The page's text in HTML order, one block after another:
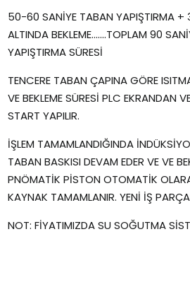
50-60 SANİYE TABAN YAPIŞTIRMA +
ALTINDA BEKLEME.......TOPLAM 90
YAPIŞTIRMA SÜRESİ
TENCERE TABAN ÇAPINA GÖRE
VE BEKLEME SÜRESİ PLC EKRANDAN
START YAPILIR.
İŞLEM TAMAMLANDIĞINDA
TABAN BASKISI DEVAM EDER VE VE
PNÖMATİK PİSTON OTOMATİK
KAYNAK TAMAMLANIR. YENİ İŞ
NOT: FİYATIMIZDA SU SOĞUTMA